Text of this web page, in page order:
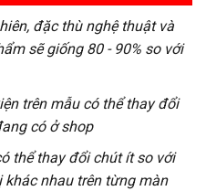
đặc thù nghệ thuật và
sẽ giống 80 - 90% so với
trên mẫu có thể thay đổi
có ở shop
thể thay đổi chút ít so với
nhau trên từng màn